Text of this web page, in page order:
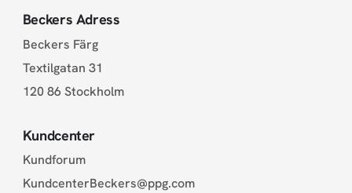
Beckers Adress
Beckers Färg
Textilgatan 31
120 86 Stockholm
Kundcenter
Kundforum
KundcenterBeckers@ppg.com